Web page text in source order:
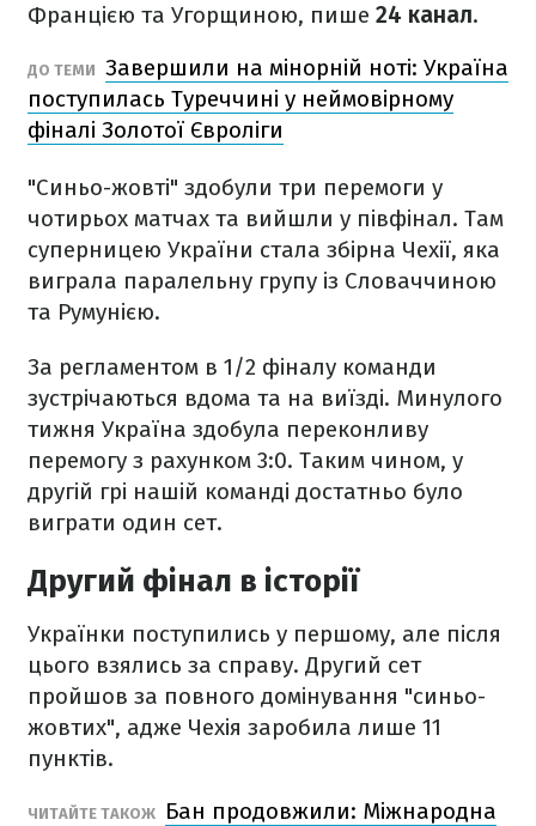
Францією та Угорщиною, пише 24 канал.
ДО ТЕМИ Завершили на мінорній ноті: Україна
поступилась Туреччині у неймовірному
фіналі Золотої Євроліги
"Синьо-жовті" здобули три перемоги у
чотирьох матчах та вийшли у півфінал. Там
суперницею України стала збірна Чехії, яка
виграла паралельну групу із Словаччиною
та Румунією.
За регламентом в 1/2 фіналу команди
зустрічаються вдома та на виїзді. Минулого
тижня Україна здобула переконливу
перемогу з рахунком 3:0. Таким чином, у
другій грі нашій команді достатньо було
виграти один сет.
Другий фінал в історії
Українки поступились у першому, але після
цього взялись за справу. Другий сет
пройшов за повного домінування "синьо-
жовтих", адже Чехія заробила лише 11
пунктів.
ЧИТАЙТЕ ТАКОЖ
Бан продовжили: Міжнародна